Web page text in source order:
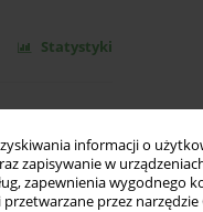
informacji o
zapisywanie w
zapewnienia wygodnego
przetwarzane przez
Statystyki